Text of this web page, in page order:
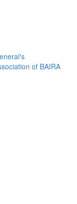
of BAIRA